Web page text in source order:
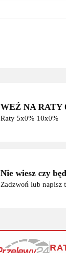
WEŹ NA RATY
Raty 5x0% 10x0%
Nie wiesz czy
Zadzwoń lub napisz